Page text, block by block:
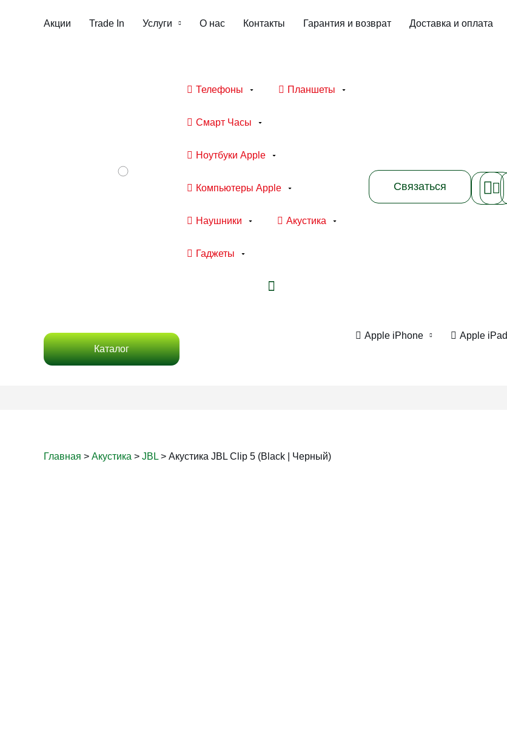
Акции Trade In Услуги О нас Контакты Гарантия и возврат
Доставка и оплата
Телефоны Планшеты
Смарт Часы
Ноутбуки Apple
Компьютеры Apple
Наушники Акустика
Гаджеты
Связаться
Каталог
Apple iPhone Apple iPad
Главная > Акустика > JBL > Акустика JBL Clip 5 (Black | Черный)